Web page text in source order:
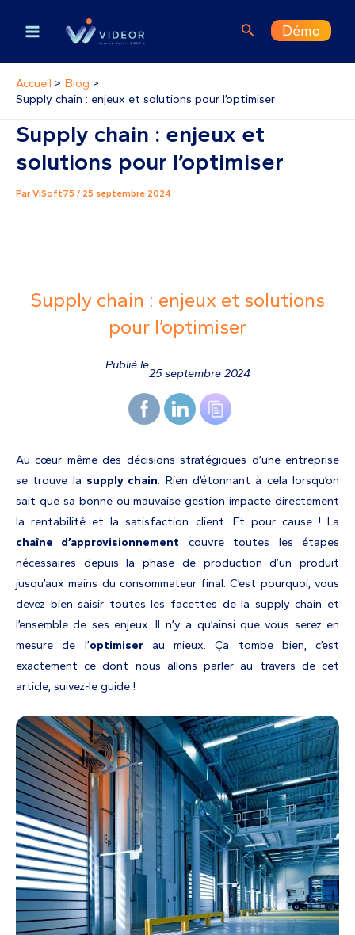
contenu
Rechercher
Démo
Accueil
Blog
Supply chain : enjeux et solutions pour l’optimiser
Supply chain : enjeux et
solutions pour l’optimiser
Par ViSoft75 / 25 septembre 2024
Supply chain : enjeux et solutions
pour l’optimiser
Publié le
25 septembre 2024
Au cœur même des décisions stratégiques d’une entreprise
se trouve la supply chain. Rien d’étonnant à cela lorsqu’on
sait que sa bonne ou mauvaise gestion impacte directement
la rentabilité et la satisfaction client. Et pour cause ! La
chaîne d’approvisionnement couvre toutes les étapes
nécessaires depuis la phase de production d’un produit
jusqu’aux mains du consommateur final. C’est pourquoi, vous
devez bien saisir toutes les facettes de la supply chain et
l’ensemble de ses enjeux. Il n’y a qu’ainsi que vous serez en
mesure de l’optimiserau mieux. Ça tombe bien, c’est
exactement ce dont nous allons parler au travers de cet
article, suivez-le guide !